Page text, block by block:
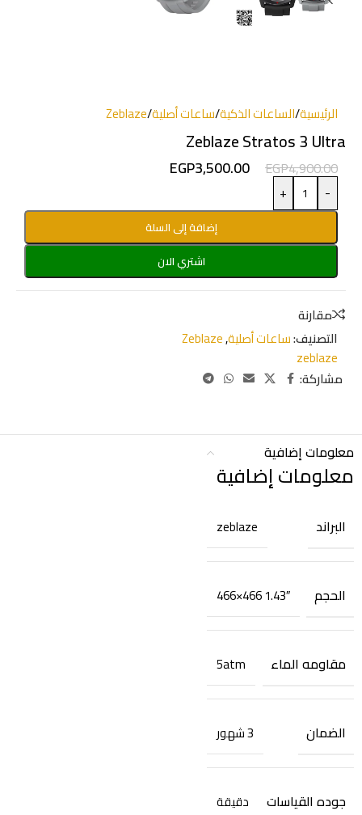
الرئيسية/الساعات الذكية/ساعات أصلية/
Zeblaze
Zeblaze Stratos 3 Ultra
EGP4,900.00
EGP3,500.00
-
+
إضافة إلى السلة
اشتري الان
مقارنة
التصنيف:ساعات أصلية,
Zeblaze
zeblaze
مشاركة:
معلومات إضافية
معلومات إضافية
البراند zeblaze
الحجم 1.43″ 466×466
مقاومه الماء 5atm
الضمان 3 شهور
جوده القياسات دقيقة